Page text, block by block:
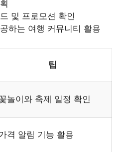
및 프로모션 확인
하는 여행 커뮤니티 활용
팁
놀이와 축제 일정 확인
격 알림 기능 활용